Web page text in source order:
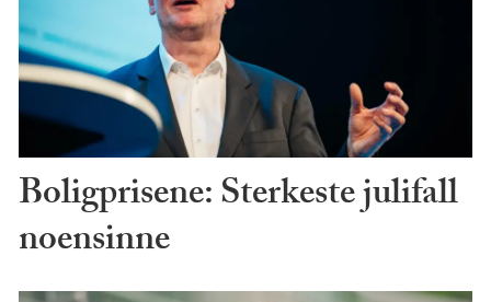
Boligprisene: Sterkeste julifall
noensinne